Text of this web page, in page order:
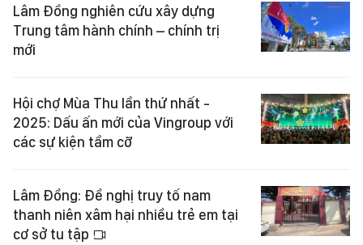
Lâm Đồng nghiên cứu xây dựng
Trung tâm hành chính – chính trị
mới
Hội chợ Mùa Thu lần thứ nhất -
2025: Dấu ấn mới của Vingroup với
các sự kiện tầm cỡ
Lâm Đồng: Đề nghị truy tố nam
thanh niên xâm hại nhiều trẻ em tại
cơ sở tu tập